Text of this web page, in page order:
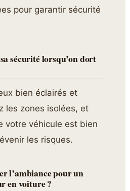
pour garantir sécurité
sécurité lorsqu’on dort
bien éclairés et
les zones isolées, et
votre véhicule est bien
les risques.
l’ambiance pour un
en voiture ?